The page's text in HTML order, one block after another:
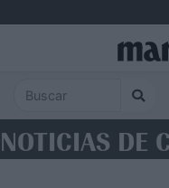
NOTICIAS DE